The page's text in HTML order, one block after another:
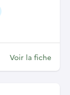
Voir la fiche